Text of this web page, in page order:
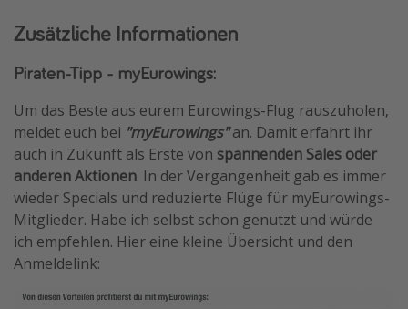
Zusätzliche Informationen
Piraten-Tipp - myEurowings:
Um das Beste aus eurem Eurowings-Flug rauszuholen,
meldet euch bei "myEurowings"an. Damit erfahrt ihr
auch in Zukunft als Erste von spannenden Sales oder
anderen Aktionen. In der Vergangenheit gab es immer
wieder Specials und reduzierte Flüge für myEurowings-
Mitglieder. Habe ich selbst schon genutzt und würde
ich empfehlen. Hier eine kleine Übersicht und den
Anmeldelink: